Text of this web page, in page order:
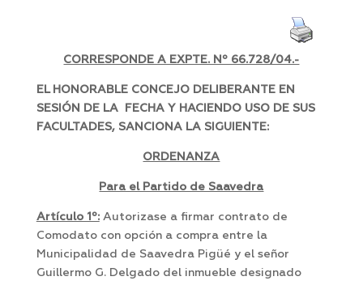
CORRESPONDE A EXPTE. Nº 66.728/04.-
EL HONORABLE CONCEJO DELIBERANTE EN
SESIÓN DE LA FECHA Y HACIENDO USO DE SUS
FACULTADES, SANCIONA LA SIGUIENTE:
ORDENANZA
Para el Partido de Saavedra
Artículo 1º:Autorizase a firmar contrato de
Comodato con opción a compra entre la
Municipalidad de Saavedra Pigüé y el señor
Guillermo G. Delgado del inmueble designado